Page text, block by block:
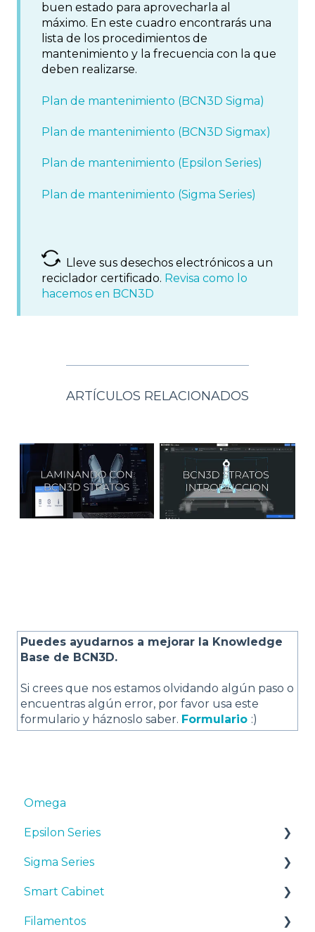
buen estado para aprovecharla al
máximo. En este cuadro encontrarás una
lista de los procedimientos de
mantenimiento y la frecuencia con la que
deben realizarse.
Plan de mantenimiento (BCN3D Sigma)
Plan de mantenimiento (BCN3D Sigmax)
Plan de mantenimiento (Epsilon Series)
Plan de mantenimiento (Sigma Series)
Lleve sus desechos electrónicos a un
reciclador certificado. Revisa como lo
hacemos en BCN3D
ARTÍCULOS RELACIONADOS
Puedes ayudarnos a mejorar la Knowledge
Base de BCN3D.
Si crees que nos estamos olvidando algún paso o
encuentras algún error, por favor usa este
formulario y háznoslo saber. Formulario :)
Omega
Epsilon Series
Manuales y Descargas
Primeros pasos
Mantenimiento
Sigma Series
Manuales y descargas
Primeros pasos
Smart Cabinet
Manuales y Descargas
Filamentos